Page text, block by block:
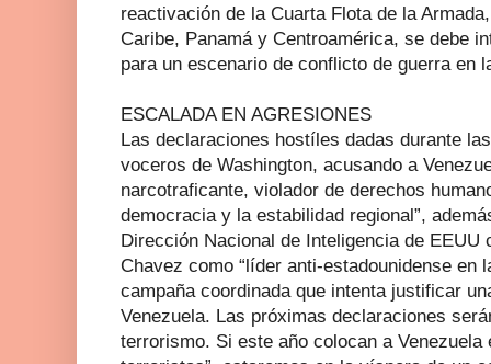
reactivación de la Cuarta Flota de la
Caribe, Panamá y Centroamérica, se debe
para un escenario de conflicto de guerra en
ESCALADA EN AGRESIONES
Las declaraciones hostíles dadas durante
voceros de Washington, acusando a
narcotraficante, violador de derechos
democracia y la estabilidad regional”,
Dirección Nacional de Inteligencia de EEUU
Chavez como “líder anti-estadounidense en
campaña coordinada que intenta justificar
Venezuela. Las próximas declaraciones
terrorismo. Si este año colocan a Venezuela